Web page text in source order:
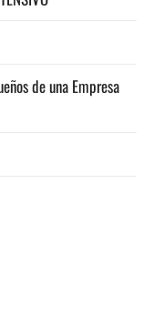
de una Empresa